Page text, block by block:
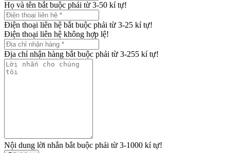
Họ và tên bắt buộc phải từ 3-50 kí tự!
Điện thoại liên hệ bắt buộc phải từ 3-25 kí tự!
Điện thoại liên hệ không hợp lệ!
Địa chỉ nhận hàng bắt buộc phải từ 3-255 kí tự!
Nội dung lời nhắn bắt buộc phải từ 3-1000 kí tự!